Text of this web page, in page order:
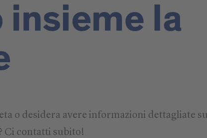
insieme la
o desidera avere informazioni dettagliate
Ci contatti subito!